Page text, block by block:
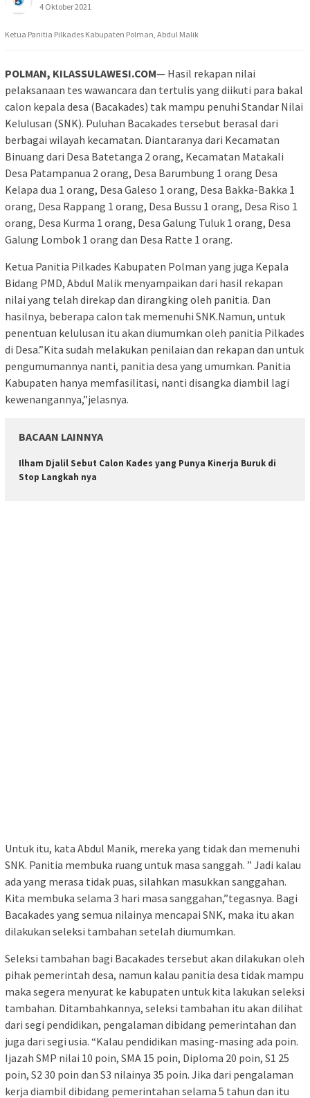
4 Oktober 2021
Ketua Panitia Pilkades Kabupaten Polman, Abdul Malik
POLMAN, KILASSULAWESI.COM— Hasil rekapan nilai
pelaksanaan tes wawancara dan tertulis yang diikuti para bakal
calon kepala desa (Bacakades) tak mampu penuhi Standar Nilai
Kelulusan (SNK). Puluhan Bacakades tersebut berasal dari
berbagai wilayah kecamatan. Diantaranya dari Kecamatan
Binuang dari Desa Batetanga 2 orang, Kecamatan Matakali
Desa Patampanua 2 orang, Desa Barumbung 1 orang Desa
Kelapa dua 1 orang, Desa Galeso 1 orang, Desa Bakka-Bakka 1
orang, Desa Rappang 1 orang, Desa Bussu 1 orang, Desa Riso 1
orang, Desa Kurma 1 orang, Desa Galung Tuluk 1 orang, Desa
Galung Lombok 1 orang dan Desa Ratte 1 orang.
Ketua Panitia Pilkades Kabupaten Polman yang juga Kepala
Bidang PMD, Abdul Malik menyampaikan dari hasil rekapan
nilai yang telah direkap dan dirangking oleh panitia. Dan
hasilnya, beberapa calon tak memenuhi SNK.Namun, untuk
penentuan kelulusan itu akan diumumkan oleh panitia Pilkades
di Desa.”Kita sudah melakukan penilaian dan rekapan dan untuk
pengumumannya nanti, panitia desa yang umumkan. Panitia
Kabupaten hanya memfasilitasi, nanti disangka diambil lagi
kewenangannya,”jelasnya.
BACAAN LAINNYA
Ilham Djalil Sebut Calon Kades yang Punya Kinerja Buruk di
Stop Langkah nya
Untuk itu, kata Abdul Manik, mereka yang tidak dan memenuhi
SNK. Panitia membuka ruang untuk masa sanggah. ” Jadi kalau
ada yang merasa tidak puas, silahkan masukkan sanggahan.
Kita membuka selama 3 hari masa sanggahan,”tegasnya. Bagi
Bacakades yang semua nilainya mencapai SNK, maka itu akan
dilakukan seleksi tambahan setelah diumumkan.
Seleksi tambahan bagi Bacakades tersebut akan dilakukan oleh
pihak pemerintah desa, namun kalau panitia desa tidak mampu
maka segera menyurat ke kabupaten untuk kita lakukan seleksi
tambahan. Ditambahkannya, seleksi tambahan itu akan dilihat
dari segi pendidikan, pengalaman dibidang pemerintahan dan
juga dari segi usia. “Kalau pendidikan masing-masing ada poin.
Ijazah SMP nilai 10 poin, SMA 15 poin, Diploma 20 poin, S1 25
poin, S2 30 poin dan S3 nilainya 35 poin. Jika dari pengalaman
kerja diambil dibidang pemerintahan selama 5 tahun dan itu